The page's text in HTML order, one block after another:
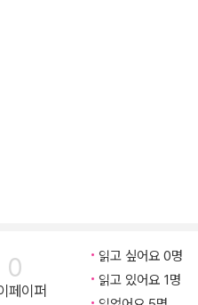
서도 치열하게 이 땅에 발을
내는 소설가이자 탐독가인 저
향해 던지는 질문들, 그리고
의 대답을 아름다운 문장에 담
보는 따뜻한 눈, 현대 사회의
시선으로 빚어낸 개성 넘치는
만날 수 있다. 문학에 대한 존
읽는 사람의 준비된 마음과
할 수 없는 나로서는 여
0
페이퍼
읽고 싶어요 0명
읽고 있어요 1명